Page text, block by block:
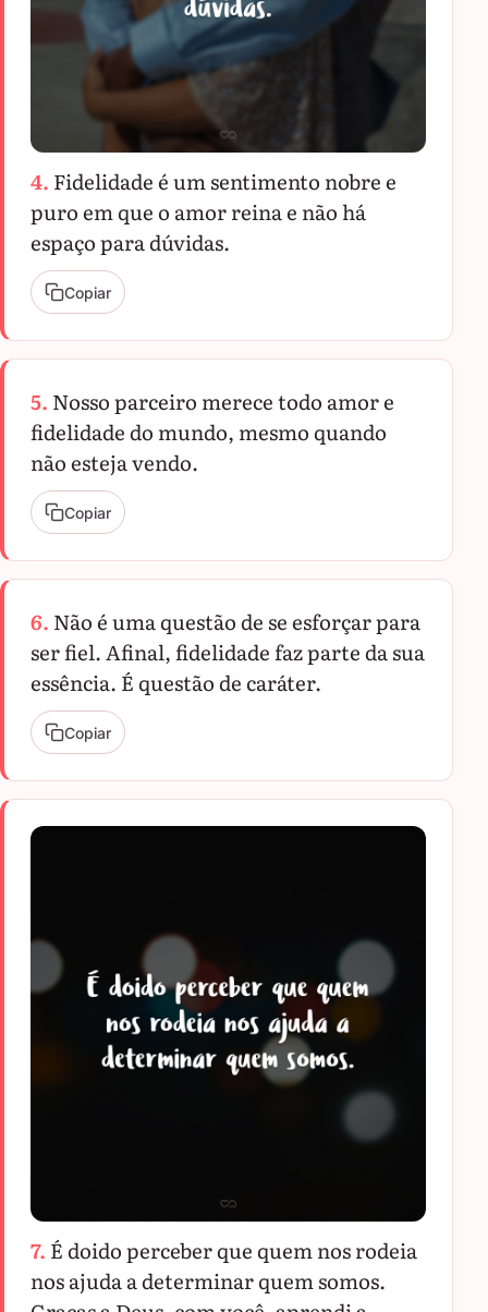
4. Fidelidade é um sentimento nobre e
puro em que o amor reina e não há
espaço para dúvidas.
Copiar
5. Nosso parceiro merece todo amor e
fidelidade do mundo, mesmo quando
não esteja vendo.
Copiar
6. Não é uma questão de se esforçar para
ser fiel. Afinal, fidelidade faz parte da sua
essência. É questão de caráter.
Copiar
7. É doido perceber que quem nos rodeia
nos ajuda a determinar quem somos.